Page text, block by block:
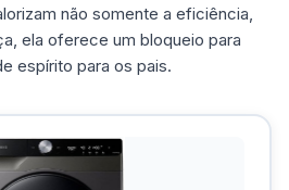
não somente a eficiência,
ela oferece um bloqueio para
espírito para os pais.